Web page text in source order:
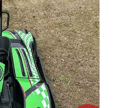
て最初の選択肢
?